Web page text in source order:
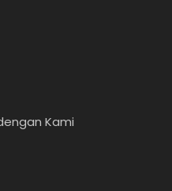
Kami